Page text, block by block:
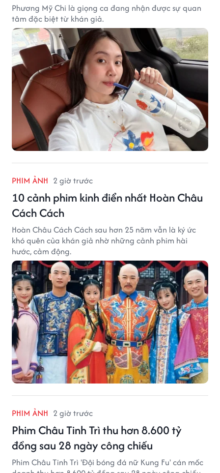
Phương Mỹ Chi là giọng ca đang nhận được sự quan
tâm đặc biệt từ khán giả.
PHIM ẢNH 2 giờ trước
10 cảnh phim kinh điển nhất Hoàn Châu
Cách Cách
Hoàn Châu Cách Cách sau hơn 25 năm vẫn là ký ức
khó quên của khán giả nhờ những cảnh phim hài
hước, cảm động.
PHIM ẢNH 2 giờ trước
Phim Châu Tinh Trì thu hơn 8.600 tỷ
đồng sau 28 ngày công chiếu
Phim Châu Tinh Trì 'Đội bóng đá nữ Kung Fu' cán mốc